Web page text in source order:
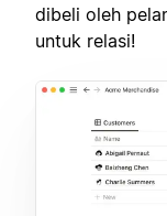
dibeli oleh
untuk relasi!